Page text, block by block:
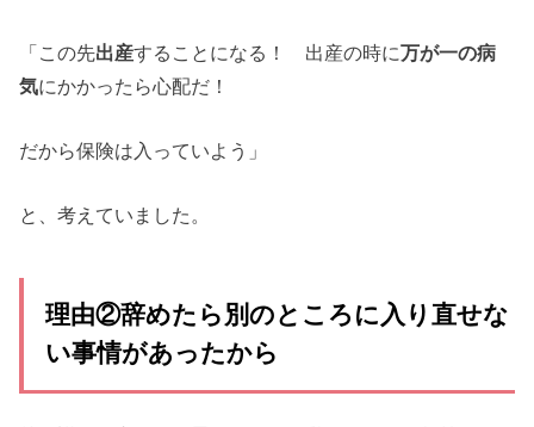
「この先出産することになる！ 出産の時に万が一の病
気にかかったら心配だ！
だから保険は入っていよう」
と、考えていました。
理由②辞めたら別のところに入り直せな
い事情があったから